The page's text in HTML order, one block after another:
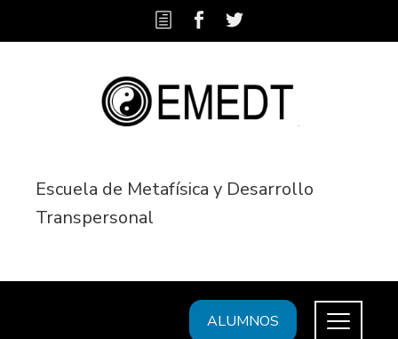
Escuela de Metafísica y Desarrollo
Transpersonal
ALUMNOS